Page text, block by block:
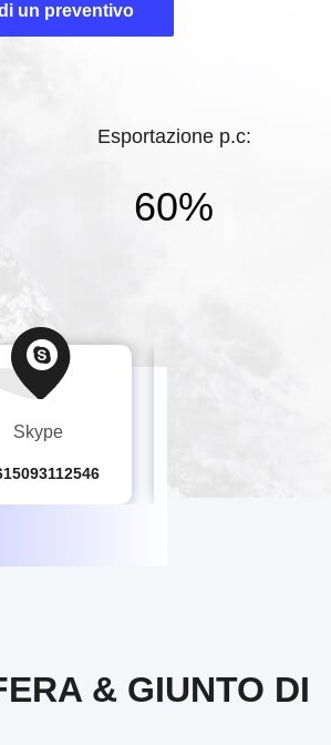
un preventivo
Esportazione p.c:
60%
Skype
& GIUNTO DI